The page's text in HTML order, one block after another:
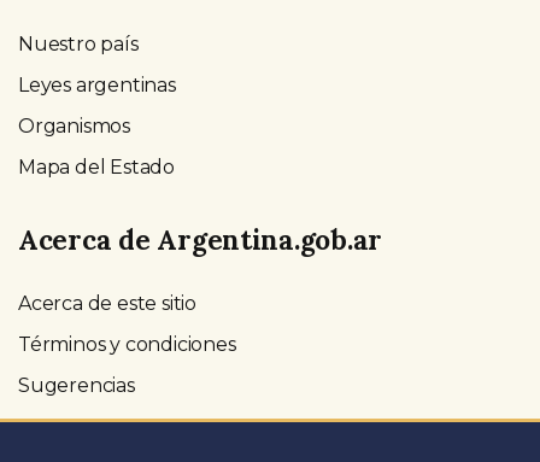
Nuestro país
Leyes argentinas
Organismos
Mapa del Estado
Acerca de Argentina.gob.ar
Acerca de este sitio
Términos y condiciones
Sugerencias